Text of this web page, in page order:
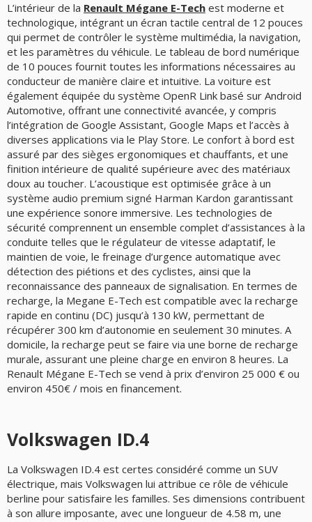
L’intérieur de la Renault Mégane E-Tech est moderne et
technologique, intégrant un écran tactile central de 12 pouces
qui permet de contrôler le système multimédia, la navigation,
et les paramètres du véhicule. Le tableau de bord numérique
de 10 pouces fournit toutes les informations nécessaires au
conducteur de manière claire et intuitive. La voiture est
également équipée du système OpenR Link basé sur Android
Automotive, offrant une connectivité avancée, y compris
l’intégration de Google Assistant, Google Maps et l’accès à
diverses applications via le Play Store. Le confort à bord est
assuré par des sièges ergonomiques et chauffants, et une
finition intérieure de qualité supérieure avec des matériaux
doux au toucher. L’acoustique est optimisée grâce à un
système audio premium signé Harman Kardon garantissant
une expérience sonore immersive. Les technologies de
sécurité comprennent un ensemble complet d’assistances à la
conduite telles que le régulateur de vitesse adaptatif, le
maintien de voie, le freinage d’urgence automatique avec
détection des piétions et des cyclistes, ainsi que la
reconnaissance des panneaux de signalisation. En termes de
recharge, la Megane E-Tech est compatible avec la recharge
rapide en continu (DC) jusqu’à 130 kW, permettant de
récupérer 300 km d’autonomie en seulement 30 minutes. A
domicile, la recharge peut se faire via une borne de recharge
murale, assurant une pleine charge en environ 8 heures. La
Renault Mégane E-Tech se vend à prix d’environ 25 000 € ou
environ 450€ / mois en financement.
Volkswagen ID.4
La Volkswagen ID.4 est certes considéré comme un SUV
électrique, mais Volkswagen lui attribue ce rôle de véhicule
berline pour satisfaire les familles. Ses dimensions contribuent
à son allure imposante, avec une longueur de 4.58 m, une